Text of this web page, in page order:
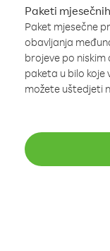
Paketi
Paket mjesečne
obavljanja
brojeve po
paketa u bilo
možete uštedjeti